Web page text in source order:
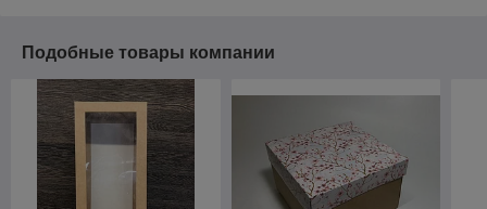
Подобные товары компании